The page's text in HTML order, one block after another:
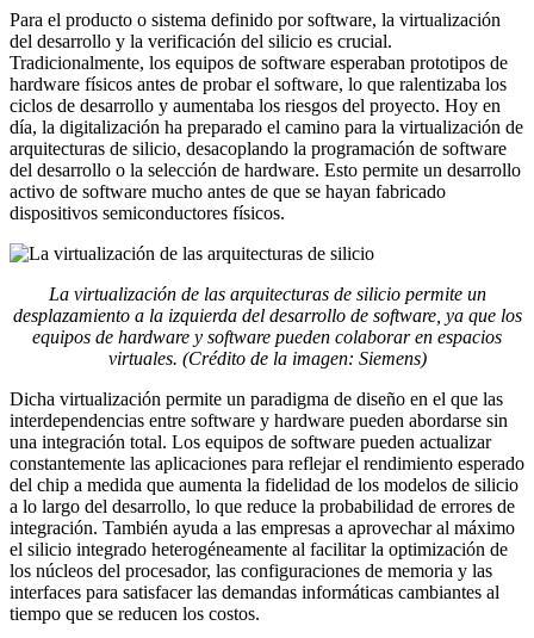
Para el producto o sistema definido por software, la virtualización
del desarrollo y la verificación del silicio es crucial.
Tradicionalmente, los equipos de software esperaban prototipos de
hardware físicos antes de probar el software, lo que ralentizaba los
ciclos de desarrollo y aumentaba los riesgos del proyecto. Hoy en
día, la digitalización ha preparado el camino para la virtualización de
arquitecturas de silicio, desacoplando la programación de software
del desarrollo o la selección de hardware. Esto permite un desarrollo
activo de software mucho antes de que se hayan fabricado
dispositivos semiconductores físicos.
La virtualización de las arquitecturas de silicio permite un
desplazamiento a la izquierda del desarrollo de software, ya que los
equipos de hardware y software pueden colaborar en espacios
virtuales. (Crédito de la imagen: Siemens)
Dicha virtualización permite un paradigma de diseño en el que las
interdependencias entre software y hardware pueden abordarse sin
una integración total. Los equipos de software pueden actualizar
constantemente las aplicaciones para reflejar el rendimiento esperado
del chip a medida que aumenta la fidelidad de los modelos de silicio
a lo largo del desarrollo, lo que reduce la probabilidad de errores de
integración. También ayuda a las empresas a aprovechar al máximo
el silicio integrado heterogéneamente al facilitar la optimización de
los núcleos del procesador, las configuraciones de memoria y las
interfaces para satisfacer las demandas informáticas cambiantes al
tiempo que se reducen los costos.